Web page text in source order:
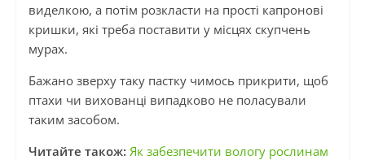
виделкою, а потім розкласти на прості капронові
кришки, які треба поставити у місцях скупчень
мурах.
Бажано зверху таку пастку чимось прикрити, щоб
птахи чи вихованці випадково не поласували
таким засобом.
Читайте також: Як забезпечити вологу рослинам